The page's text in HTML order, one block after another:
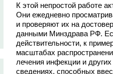
К этой непростой работе
Они ежедневно
и проверяют их на
данными Минздрава РФ.
действительности, к
масштабах
лечения инфекции и
сведениях, способных